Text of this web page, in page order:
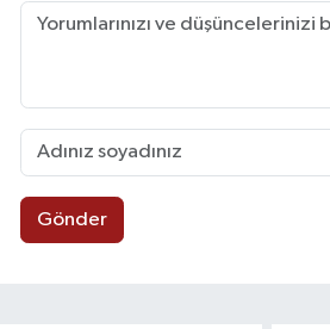
Gönder